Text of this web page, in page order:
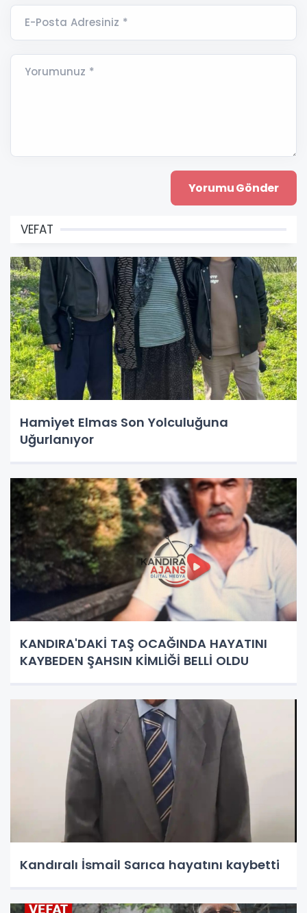
E-Posta Adresiniz *
Yorumunuz *
VEFAT
Hamiyet Elmas Son Yolculuğuna
Uğurlanıyor
KANDIRA'DAKİ TAŞ OCAĞINDA HAYATINI
KAYBEDEN ŞAHSIN KİMLİĞİ BELLİ OLDU
Kandıralı İsmail Sarıca hayatını kaybetti